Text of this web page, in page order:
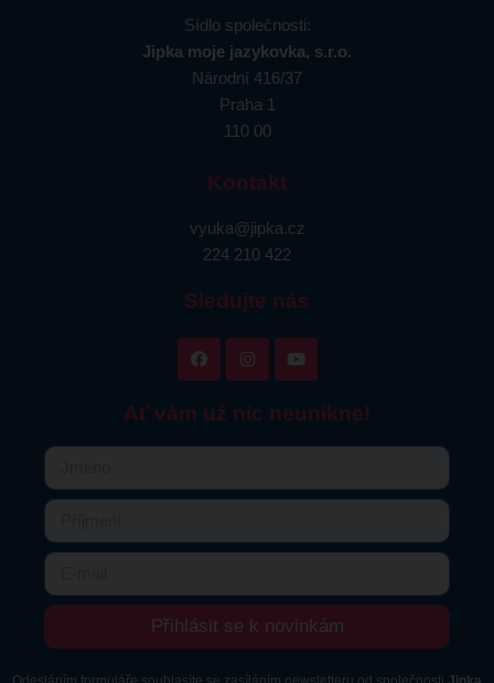
Sídlo společnosti:
Jipka moje jazykovka, s.r.o.
Národní 416/37
Praha 1
110 00
Kontakt
vyuka@jipka.cz
224 210 422
Sledujte nás
Ať vám už nic neunikne!
Přihlásit se k novinkám